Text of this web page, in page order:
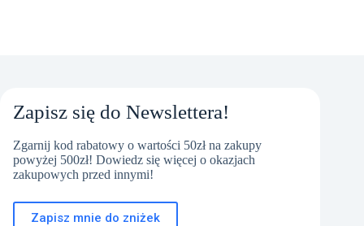
Zapisz się do Newslettera!
Zgarnij kod rabatowy o wartości 50zł na zakupy
powyżej 500zł! Dowiedz się więcej o okazjach
zakupowych przed innymi!
Zapisz mnie do zniżek